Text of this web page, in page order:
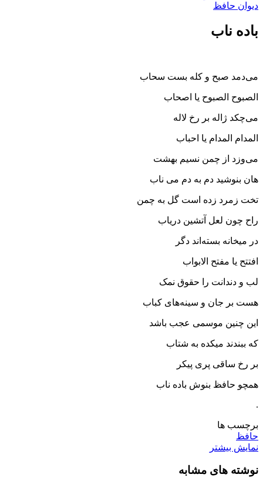
دیوان حافظ
باده ناب
می‌دمد صبح و کله بست سحاب
الصبوح الصبوح یا اصحاب
می‌چکد ژاله بر رخ لاله
المدام المدام یا احباب
می‌وزد از چمن نسیم بهشت
هان بنوشید دم به دم می ناب
تخت زمرد زده است گل به چمن
راح چون لعل آتشین دریاب
در میخانه بسته‌اند دگر
افتتح یا مفتح الابواب
لب و دندانت را حقوق نمک
هست بر جان و سینه‌های کباب
این چنین موسمی عجب باشد
که ببندند میکده به شتاب
بر رخ ساقی پری پیکر
همچو حافظ بنوش باده ناب
.
برچسب ها
حافظ
نمایش بیشتر
نوشته های مشابه